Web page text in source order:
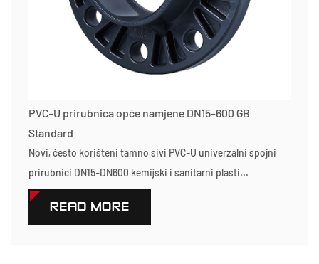
PVC-U prirubnica opće namjene DN15-600 GB
Standard
Novi, često korišteni tamno sivi PVC-U univerzalni spojni
prirubnici DN15-DN600 kemijski i sanitarni plasti...
READ MORE